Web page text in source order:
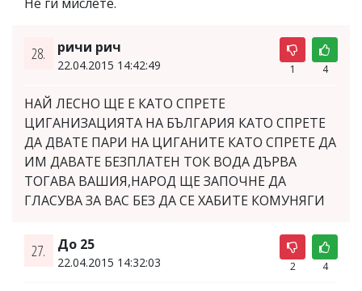
28. ричи рич
22.04.2015 14:42:49 1 4
НАЙ ЛЕСНО ЩЕ Е КАТО СПРЕТЕ
ЦИГАНИЗАЦИЯТА НА БЪЛГАРИЯ КАТО СПРЕТЕ
ДА ДВАТЕ ПАРИ НА ЦИГАНИТЕ КАТО СПРЕТЕ ДА
ИМ ДАВАТЕ БЕЗПЛАТЕН ТОК ВОДА ДЪРВА
ТОГАВА ВАШИЯ,НАРОД ЩЕ ЗАПОЧНЕ ДА
ГЛАСУВА ЗА ВАС БЕЗ ДА СЕ ХАБИТЕ КОМУНЯГИ
27. До 25
22.04.2015 14:32:03 2 4